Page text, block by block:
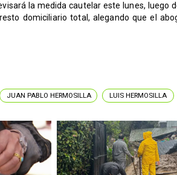
la medida cautelar este lunes, luego
domiciliario total, alegando que el
JUAN PABLO HERMOSILLA LUIS HERMOSILLA